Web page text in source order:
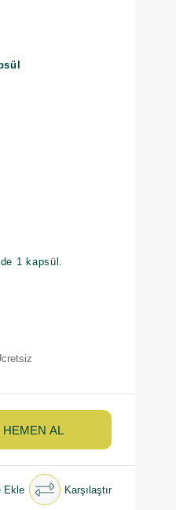
1 kapsül.
Ekle Karşılaştır